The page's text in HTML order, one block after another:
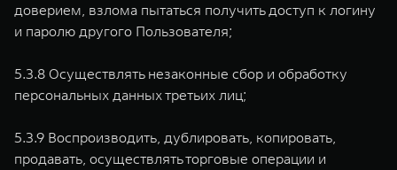
доверием, взлома пытаться получить доступ к логину
и паролю другого Пользователя;
5.3.8 Осуществлять незаконные сбор и обработку
персональных данных третьих лиц;
5.3.9 Воспроизводить, дублировать, копировать,
продавать, осуществлять торговые операции и